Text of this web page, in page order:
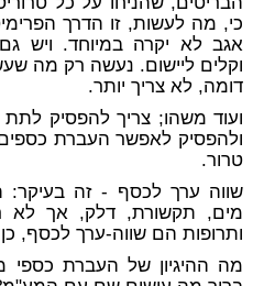
כי, מה לעשות, זו הדרך
אגב לא יקרה במיוחד. ויש
וקלים ליישום. נעשה רק מה
דומה, לא צריך יותר.
ועוד משהו; צריך להפסיק
ולהפסיק לאפשר העברת כספים
טרור.
שווה ערך לכסף - זה בעיקר:
מים, תקשורת, דלק, אך לא
ותרופות הם שווה-ערך לכסף,
מה ההיגיון של העברת כספי